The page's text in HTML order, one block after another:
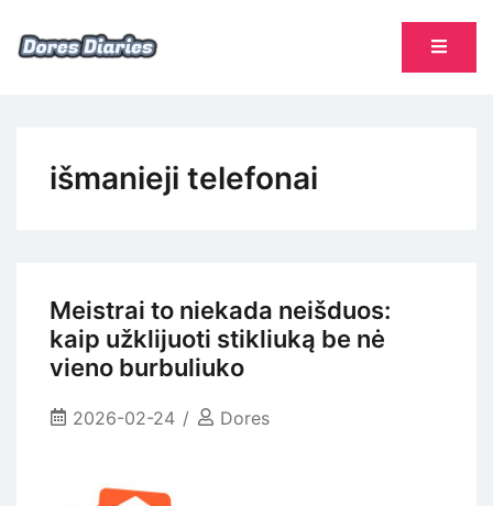
išmanieji telefonai
Meistrai to niekada neišduos:
kaip užklijuoti stikliuką be nė
vieno burbuliuko
2026-02-24 Dores